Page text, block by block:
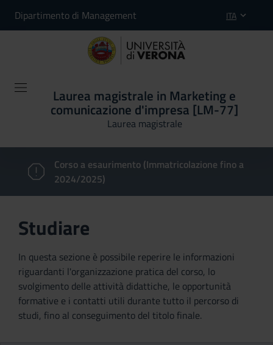
Dipartimento di Management ITA
Laurea magistrale in Marketing e
comunicazione d'impresa [LM-77]
Laurea magistrale
Corso a esaurimento (Immatricolazione fino a
2024/2025)
Studiare
In questa sezione è possibile reperire le informazioni
riguardanti l'organizzazione pratica del corso, lo
svolgimento delle attività didattiche, le opportunità
formative e i contatti utili durante tutto il percorso di
studi, fino al conseguimento del titolo finale.